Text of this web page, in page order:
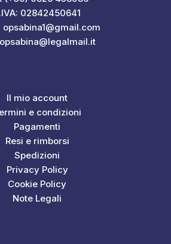
02842450641
opsabina1@gmail.com
Il mio account
e condizioni
Pagamenti
Resi e rimborsi
Spedizioni
Privacy Policy
Cookie Policy
Note Legali